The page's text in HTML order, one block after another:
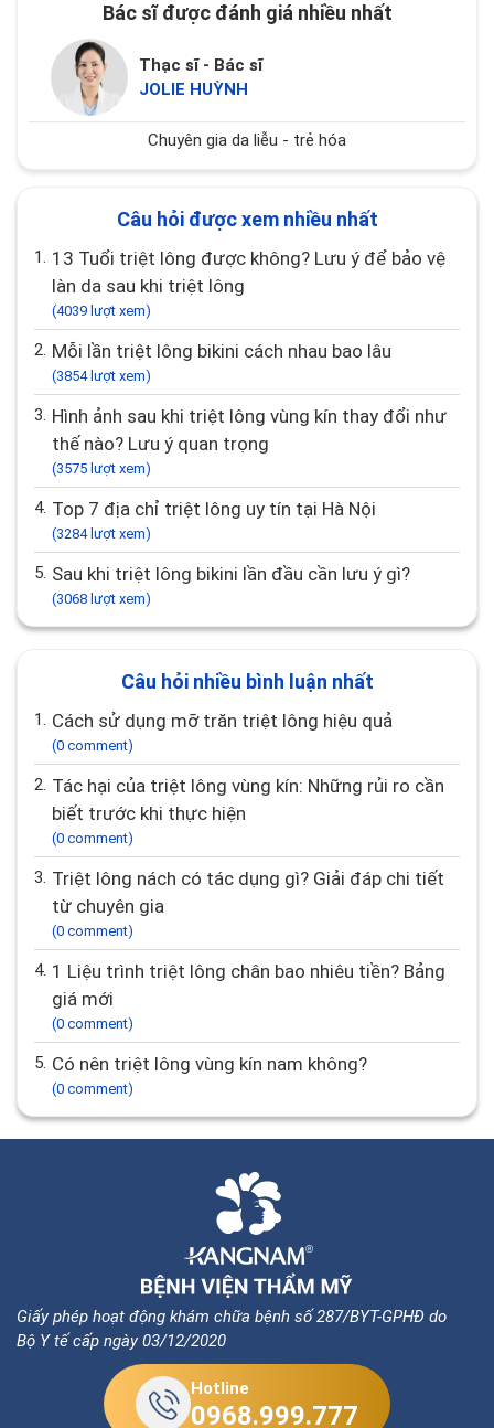
Bác sĩ được đánh giá nhiều nhất
Thạc sĩ - Bác sĩ
JOLIE HUỲNH
Chuyên gia da liễu - trẻ hóa
Câu hỏi được xem nhiều nhất
1. 13 Tuổi triệt lông được không? Lưu ý để bảo vệ
làn da sau khi triệt lông
(4039 lượt xem)
2. Mỗi lần triệt lông bikini cách nhau bao lâu
(3854 lượt xem)
3. Hình ảnh sau khi triệt lông vùng kín thay đổi như
thế nào? Lưu ý quan trọng
(3575 lượt xem)
4. Top 7 địa chỉ triệt lông uy tín tại Hà Nội
(3284 lượt xem)
5. Sau khi triệt lông bikini lần đầu cần lưu ý gì?
(3068 lượt xem)
Câu hỏi nhiều bình luận nhất
1. Cách sử dụng mỡ trăn triệt lông hiệu quả
(0 comment)
2. Tác hại của triệt lông vùng kín: Những rủi ro cần
biết trước khi thực hiện
(0 comment)
3. Triệt lông nách có tác dụng gì? Giải đáp chi tiết
từ chuyên gia
(0 comment)
4. 1 Liệu trình triệt lông chân bao nhiêu tiền? Bảng
giá mới
(0 comment)
5. Có nên triệt lông vùng kín nam không?
(0 comment)
Giấy phép hoạt động khám chữa bệnh số 287/BYT-GPHĐ do
Bộ Y tế cấp ngày 03/12/2020
Hotline
0968.999.777